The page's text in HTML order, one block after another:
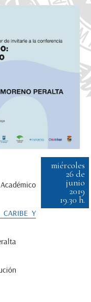
miércoles
26 de
junio
2019
19.30 h.
CARIBE Y